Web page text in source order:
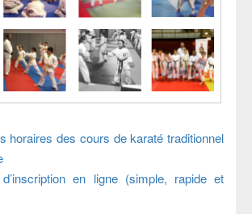
horaires des cours de karaté traditionnel
d’inscription en ligne (simple, rapide et